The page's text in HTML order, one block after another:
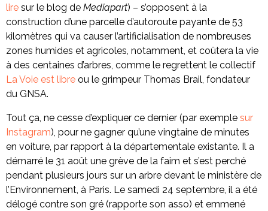
lire sur le blog de Mediapart) – s’opposent à la
construction d’une parcelle d’autoroute payante de 53
kilomètres qui va causer l’artificialisation de nombreuses
zones humides et agricoles, notamment, et coûtera la vie
à des centaines d’arbres, comme le regrettent le collectif
La Voie est libre ou le grimpeur Thomas Brail, fondateur
du GNSA.
Tout ça, ne cesse d’expliquer ce dernier (par exemple sur
Instagram), pour ne gagner qu’une vingtaine de minutes
en voiture, par rapport à la départementale existante. Il a
démarré le 31 août une grève de la faim et s’est perché
pendant plusieurs jours sur un arbre devant le ministère de
l’Environnement, à Paris. Le samedi 24 septembre, il a été
délogé contre son gré (rapporte son asso) et emmené